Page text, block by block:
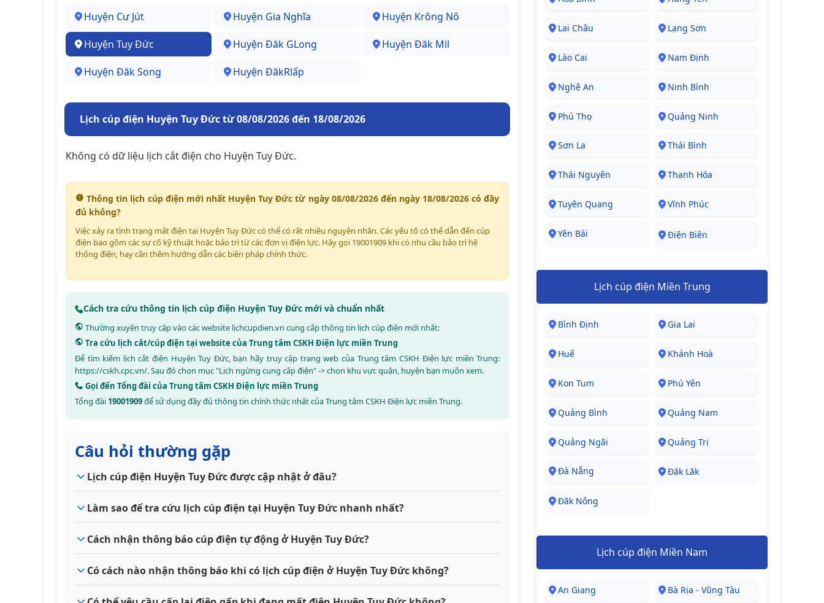
Huyện Cư Jút Huyện Gia Nghĩa Huyện Krông Nô
Huyện Tuy Đức Huyện Đăk GLong Huyện Đăk Mil
Huyện Đăk Song Huyện ĐăkRlấp
Lịch cúp điện Huyện Tuy Đức từ 08/08/2026 đến 18/08/2026
Không có dữ liệu lịch cắt điện cho Huyện Tuy Đức.
Thông tin lịch cúp điện mới nhất Huyện Tuy Đức từ ngày 08/08/2026 đến ngày 18/08/2026 có đầy
đủ không?
Việc xảy ra tình trạng mất điện tại Huyện Tuy Đức có thể có rất nhiều nguyên nhân. Các yếu tố có thể dẫn đến cúp
điện bao gồm các sự cố kỹ thuật hoặc bảo trì từ các đơn vị điện lực. Hãy gọi 19001909 khi có nhu cầu bảo trì hệ
thống điện, hay cần thêm hướng dẫn các biện pháp chính thức.
Cách tra cứu thông tin lịch cúp điện Huyện Tuy Đức mới và chuẩn nhất
Thường xuyên truy cập vào các website lichcupdien.vn cung cấp thông tin lịch cúp điện mới nhất:
Tra cứu lịch cắt/cúp điện tại website của Trung tâm CSKH Điện lực miền Trung
Để tìm kiếm lịch cắt điện Huyện Tuy Đức, bạn hãy truy cập trang web của Trung tâm CSKH Điện lực miền Trung:
https://cskh.cpc.vn/. Sau đó chọn mục "Lịch ngừng cung cấp điện" -> chọn khu vực quận, huyện bạn muốn xem.
Gọi đến Tổng đài của Trung tâm CSKH Điện lực miền Trung
Tổng đài 19001909để sử dụng đầy đủ thông tin chính thức nhất của Trung tâm CSKH Điện lực miền Trung.
Câu hỏi thường gặp
Lịch cúp điện Huyện Tuy Đức được cập nhật ở đâu?
Làm sao để tra cứu lịch cúp điện tại Huyện Tuy Đức nhanh nhất?
Cách nhận thông báo cúp điện tự động ở Huyện Tuy Đức?
Có cách nào nhận thông báo khi có lịch cúp điện ở Huyện Tuy Đức không?
Lai Châu Lạng Sơn
Lào Cai Nam Định
Nghệ An Ninh Bình
Phú Thọ Quảng Ninh
Sơn La Thái Bình
Thái Nguyên Thanh Hóa
Tuyên Quang Vĩnh Phúc
Yên Bái Điện Biên
Lịch cúp điện Miền Trung
Bình Định Gia Lai
Huế Khánh Hoà
Kon Tum Phú Yên
Quảng Bình Quảng Nam
Quảng Ngãi Quảng Trị
Đà Nẵng Đăk Lăk
Đăk Nông
Lịch cúp điện Miền Nam
An Giang Bà Rịa - Vũng Tàu